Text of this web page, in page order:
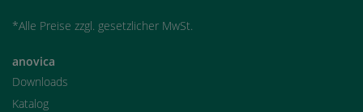
*Alle Preise zzgl. gesetzlicher MwSt.
anovica
Downloads
Katalog